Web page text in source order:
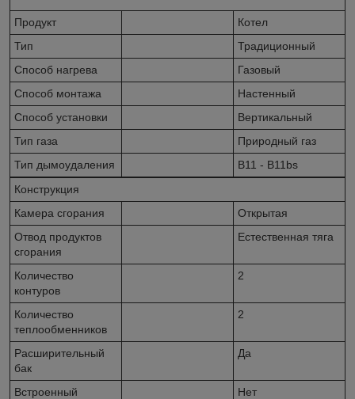
Продукт
Котел
Тип
Традиционный
Способ нагрева
Газовый
Способ монтажа
Настенный
Способ установки
Вертикальный
Тип газа
Природный газ
Тип дымоудаления
B11 - B11bs
Конструкция
Камера сгорания
Открытая
Отвод продуктов
сгорания
Естественная тяга
Количество
контуров
2
Количество
теплообменников
2
Расширительный
бак
Да
Встроенный
Нет